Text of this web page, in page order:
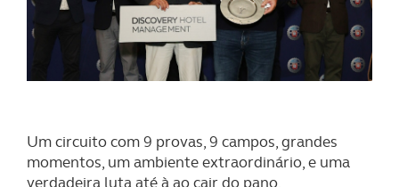
Um circuito com 9 provas, 9 campos, grandes
momentos, um ambiente extraordinário, e uma
verdadeira luta até à ao cair do pano.